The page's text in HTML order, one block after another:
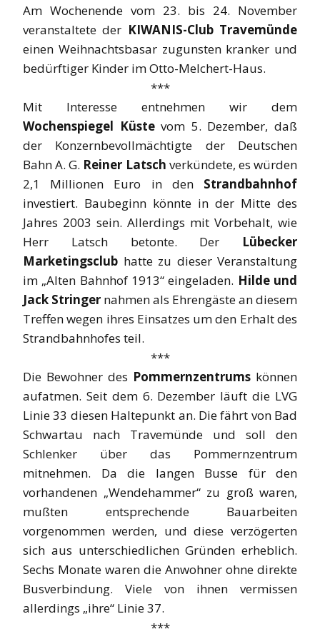
Am Wochenende vom 23. bis 24. November
veranstaltete der KIWANIS-Club Travemünde
einen Weihnachtsbasar zugunsten kranker und
bedürftiger Kinder im Otto-Melchert-Haus.
***
Mit Interesse entnehmen wir dem
Wochenspiegel Küstevom 5. Dezember, daß
der Konzernbevollmächtigte der Deutschen
Bahn A. G. Reiner Latsch verkündete, es würden
2,1 Millionen Euro in den Strandbahnhof
investiert. Baubeginn könnte in der Mitte des
Jahres 2003 sein. Allerdings mit Vorbehalt, wie
Herr Latsch betonte. Der Lübecker
Marketingsclub hatte zu dieser Veranstaltung
im „Alten Bahnhof 1913“ eingeladen. Hilde und
Jack Stringer nahmen als Ehrengäste an diesem
Treffen wegen ihres Einsatzes um den Erhalt des
Strandbahnhofes teil.
***
Die Bewohner des Pommernzentrums können
aufatmen. Seit dem 6. Dezember läuft die LVG
Linie 33 diesen Haltepunkt an. Die fährt von Bad
Schwartau nach Travemünde und soll den
Schlenker über das Pommernzentrum
mitnehmen. Da die langen Busse für den
vorhandenen „Wendehammer“ zu groß waren,
mußten entsprechende Bauarbeiten
vorgenommen werden, und diese verzögerten
sich aus unterschiedlichen Gründen erheblich.
Sechs Monate waren die Anwohner ohne direkte
Busverbindung. Viele von ihnen vermissen
allerdings „ihre“ Linie 37.
***